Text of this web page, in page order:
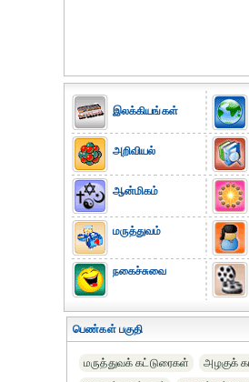
இலக்கியங்கள்
அறிவியல்
ஆன்மிகம்
மருத்துவம்
நகைச்சுவை
பெண்கள் பகுதி
மருத்துவக் கட்டுரைகள்
அழகுக்